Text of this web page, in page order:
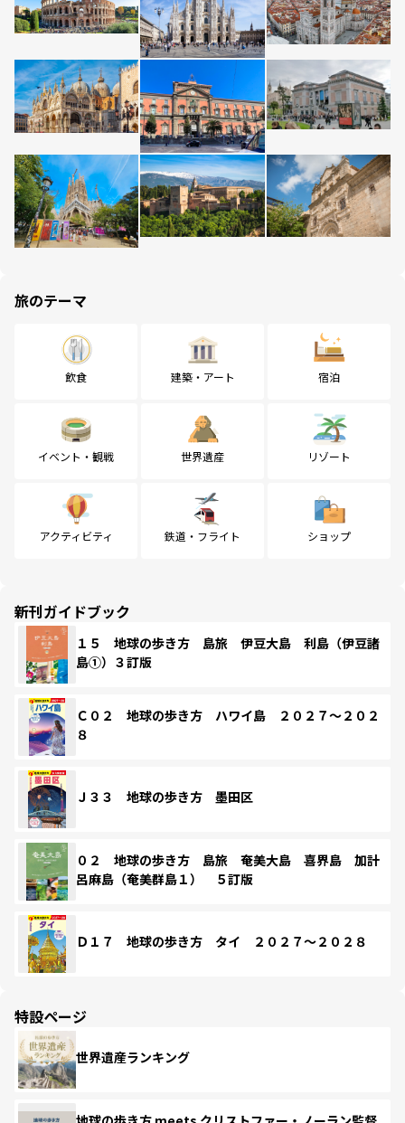
旅のテーマ
飲食 建築・アート 宿泊
イベント・観戦 世界遺産 リゾート
アクティビティ 鉄道・フライト ショップ
新刊ガイドブック
１５ 地球の歩き方 島旅 伊豆大島 利島（伊豆諸
島①）３訂版
Ｃ０２ 地球の歩き方 ハワイ島 ２０２７～２０２
８
Ｊ３３ 地球の歩き方 墨田区
０２ 地球の歩き方 島旅 奄美大島 喜界島 加計
呂麻島（奄美群島１） ５訂版
Ｄ１７ 地球の歩き方 タイ ２０２７～２０２８
特設ページ
世界遺産ランキング